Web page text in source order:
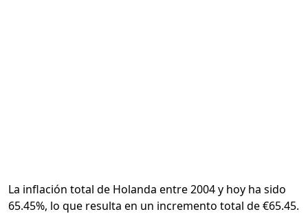
La inflación total de Holanda entre 2004 y hoy ha sido
65.45%, lo que resulta en un incremento total de €65.45.